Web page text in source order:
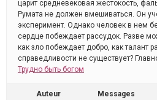
царит средневековая жестокость,
Румата не должен вмешиваться. Он
эксперимент. Однако человек в нем
сердце побеждает рассудок. Разве
как зло побеждает добро, как талант
справедливости не существует?
Трудно быть богом
Auteur Messages